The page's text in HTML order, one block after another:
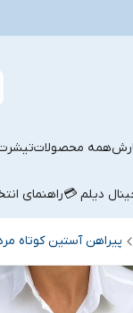
همه محصولات
دیلم 💳راهنمای
پیراهن آستین کوتاه